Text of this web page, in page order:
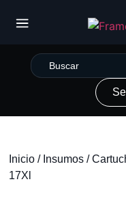
Inicio / Insumos /
17Xl